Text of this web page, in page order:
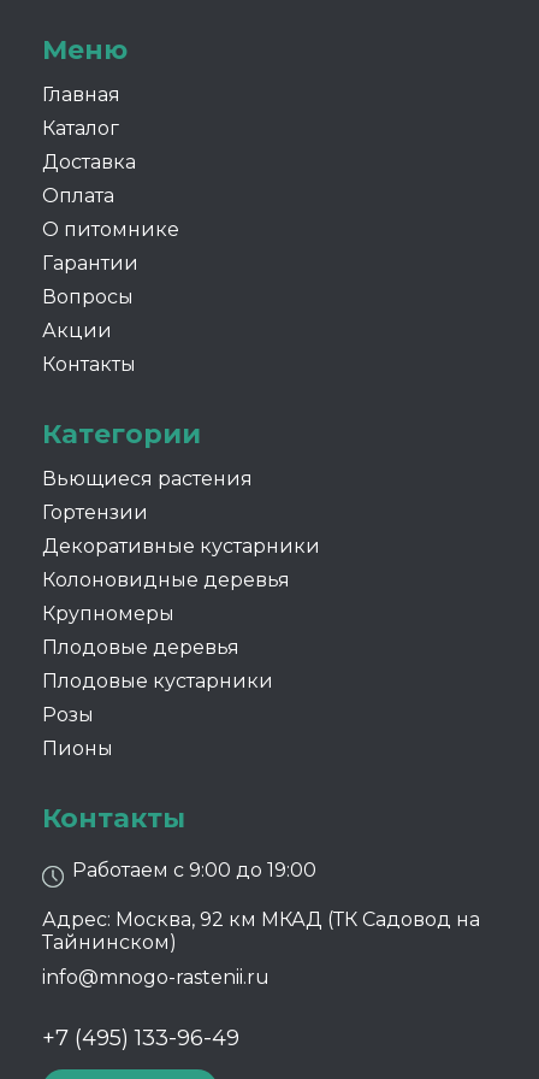
Меню
Главная
Каталог
Доставка
Оплата
О питомнике
Гарантии
Вопросы
Акции
Контакты
Категории
Вьющиеся растения
Гортензии
Декоративные кустарники
Колоновидные деревья
Крупномеры
Плодовые деревья
Плодовые кустарники
Розы
Пионы
Контакты
Работаем с 9:00 до 19:00
Адрес: Москва, 92 км МКАД (ТК Садовод на
Тайнинском)
info@mnogo-rastenii.ru
+7 (495) 133-96-49